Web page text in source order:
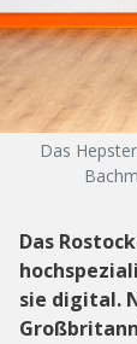
Das
Das
sie digital.